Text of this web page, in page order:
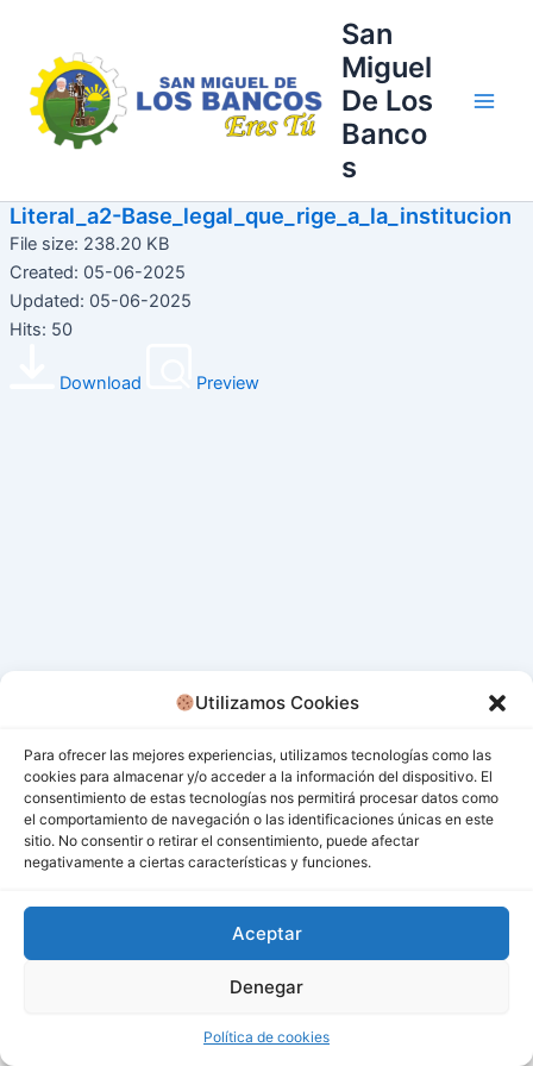
Utilizamos Cookies
Para ofrecer las mejores experiencias, utilizamos tecnologías como las
cookies para almacenar y/o acceder a la información del dispositivo. El
consentimiento de estas tecnologías nos permitirá procesar datos como
el comportamiento de navegación o las identificaciones únicas en este
sitio. No consentir o retirar el consentimiento, puede afectar
negativamente a ciertas características y funciones.
Aceptar
Denegar
Política de cookies
contenido
San
Miguel
De Los
Banco
s
Literal_a2-Base_legal_que_rige_a_la_institucion
File size: 238.20 KB
Created: 05-06-2025
Updated: 05-06-2025
Hits: 50
Download Preview
Todos los derechos © 2026 San Miguel De Los Bancos |